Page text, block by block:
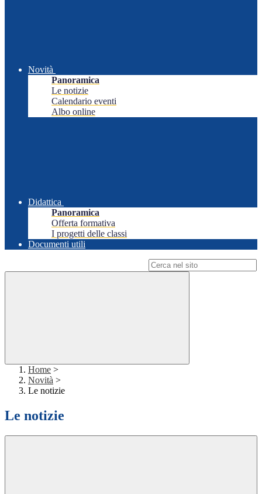
Novità
Panoramica
Le notizie
Calendario eventi
Albo online
Didattica
Panoramica
Offerta formativa
I progetti delle classi
Documenti utili
Home >
Novità >
Le notizie
Le notizie